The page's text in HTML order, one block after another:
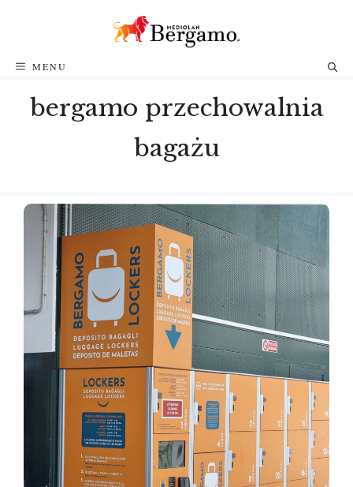
MENU
bergamo przechowalnia
bagażu